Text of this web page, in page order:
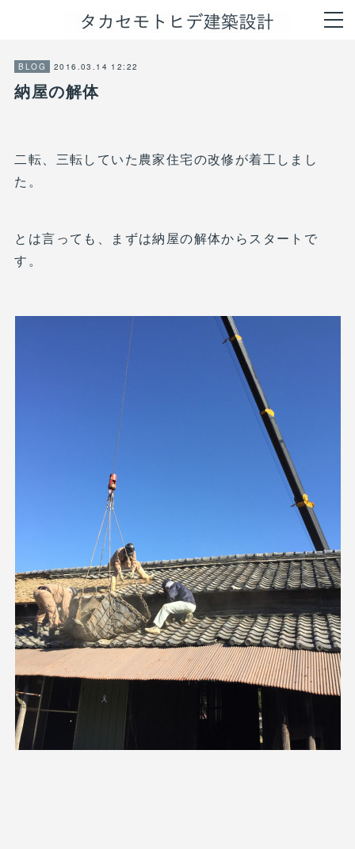
BLOG 2016.03.14 12:22
納屋の解体
二転、三転していた農家住宅の改修が着工しまし
た。
とは言っても、まずは納屋の解体からスタートで
す。